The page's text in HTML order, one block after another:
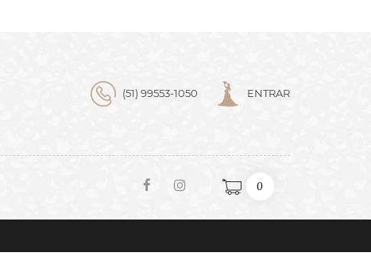
(51) 99553-1050 ENTRAR
0